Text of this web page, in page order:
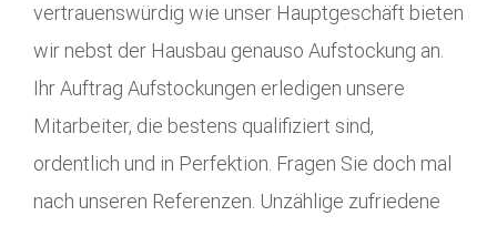
vertrauenswürdig wie unser Hauptgeschäft bieten
wir nebst der Hausbau genauso Aufstockung an.
Ihr Auftrag Aufstockungen erledigen unsere
Mitarbeiter, die bestens qualifiziert sind,
ordentlich und in Perfektion. Fragen Sie doch mal
nach unseren Referenzen. Unzählige zufriedene